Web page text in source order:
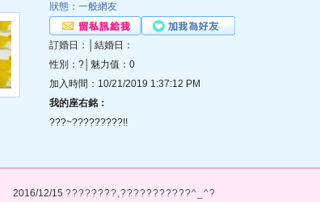
狀態：一般網友
訂婚日：│結婚日：
性別：?│魅力值：0
加入時間：10/21/2019 1:37:12 PM
我的座右銘：
???~?????????!!
2016/12/15 ????????,???????????^_^?